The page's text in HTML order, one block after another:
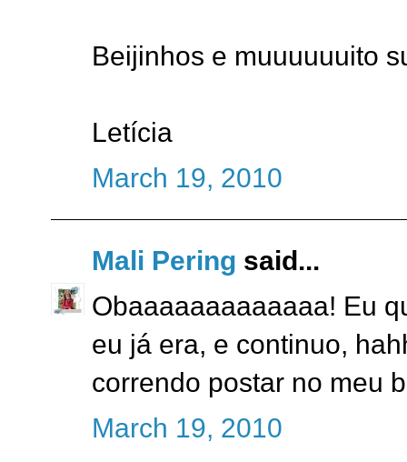
Beijinhos e muuuuuuito
Letícia
March 19, 2010
Mali Pering said...
Obaaaaaaaaaaaaa! Eu
eu já era, e continuo,
correndo postar no meu
March 19, 2010